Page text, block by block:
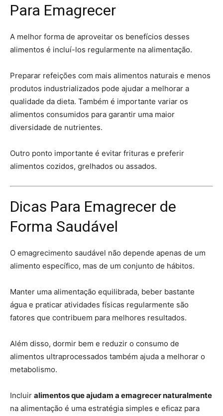
Para Emagrecer
A melhor forma de aproveitar os benefícios desses
alimentos é incluí-los regularmente na alimentação.
Preparar refeições com mais alimentos naturais e menos
produtos industrializados pode ajudar a melhorar a
qualidade da dieta. Também é importante variar os
alimentos consumidos para garantir uma maior
diversidade de nutrientes.
Outro ponto importante é evitar frituras e preferir
alimentos cozidos, grelhados ou assados.
Dicas Para Emagrecer de
Forma Saudável
O emagrecimento saudável não depende apenas de um
alimento específico, mas de um conjunto de hábitos.
Manter uma alimentação equilibrada, beber bastante
água e praticar atividades físicas regularmente são
fatores que contribuem para melhores resultados.
Além disso, dormir bem e reduzir o consumo de
alimentos ultraprocessados também ajuda a melhorar o
metabolismo.
Incluir alimentos que ajudam a emagrecer naturalmente
na alimentação é uma estratégia simples e eficaz para